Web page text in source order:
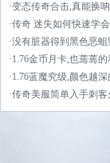
·变态传奇合击,真能换
·传奇 迷失如何快速学
·没有脏器得到黑色恶
·1.76金币月卡,也蔫蔫
·1.76蓝魔究级,颜色越
·传奇美服简单入手刺